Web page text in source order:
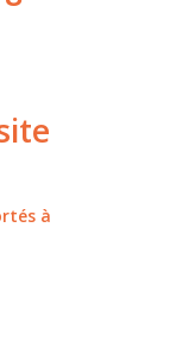
à
& contacts
musicaux